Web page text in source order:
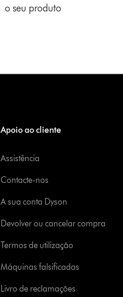
o seu produto
Apoio ao cliente
Assistência
Contacte-nos
A sua conta Dyson
Devolver ou cancelar compra
Termos de utilização
Máquinas falsificadas
Livro de reclamações